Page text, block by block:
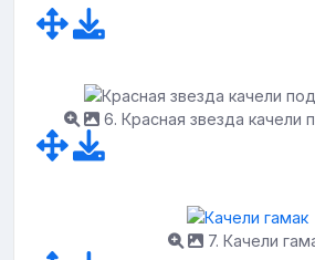
6. Красная звезда качели
7. Качели